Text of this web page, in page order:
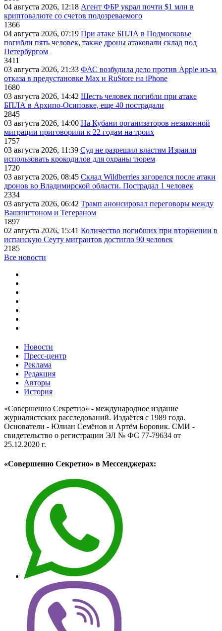
04 августа 2026, 12:18 Агент ФБР украл почти $1 млн в
криптовалюте со счетов подозреваемого
1366
04 августа 2026, 07:19 При атаке БПЛА в Подмосковье
погибли пять человек, также дроны атаковали склад под
Петербургом
3411
03 августа 2026, 21:33 ФАС возбудила дело против Apple из-за
отказа в предустановке Max и RuStore на iPhone
1680
03 августа 2026, 14:42 Шесть человек погибли при атаке
БПЛА в Архипо-Осиповке, еще 40 пострадали
2845
03 августа 2026, 14:00 На Кубани организаторов незаконной
миграции приговорили к 22 годам на троих
1757
03 августа 2026, 11:39 Суд не разрешил властям Израиля
использовать крокодилов для охраны тюрем
1720
03 августа 2026, 08:45 Склад Wildberries загорелся после атаки
дронов во Владимирской области. Пострадал 1 человек
2334
03 августа 2026, 06:42 Трамп анонсировал переговоры между
Вашингтоном и Тегераном
1897
02 августа 2026, 15:41 Количество погибших при вторжении в
испанскую Сеуту мигрантов достигло 90 человек
2185
Все новости
Новости
Пресс-центр
Реклама
Редакция
Авторы
История
«Совершенно Секретно» - международное издание
журналистских расследований. Издаётся с 1989 года.
Основатели - Юлиан Семёнов и Артём Боровик. CМИ -
свидетельство о регистрации ЭЛ № ФС 77-79634 от
25.12.2020 г.
«Совершенно Секретно» в Мессенджерах: